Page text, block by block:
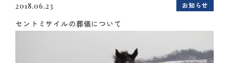
2018.06.23 お知らせ
セントミサイルの葬儀について